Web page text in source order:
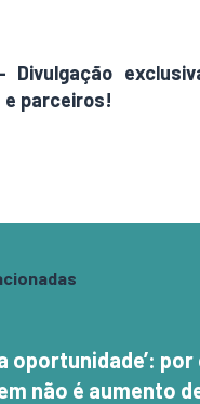
Divulgação
parceiros!
oportunidade’: por
não é aumento